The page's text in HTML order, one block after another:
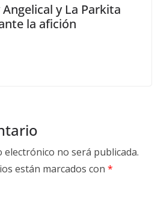
Angelical y La Parkita
la afición
electrónico no será publicada.
están marcados con *